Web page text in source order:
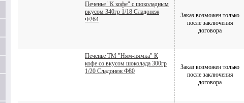
Печенье "К кофе" с шоколадным
вкусом 340гр 1/18 Сладонеж
Ф264
Заказ возможен только
после заключения
договора
Печенье ТМ "Ням-нямка" К
кофе со вкусом шоколада 300гр
1/20 Сладонеж Ф80
Заказ возможен только
после заключения
договора